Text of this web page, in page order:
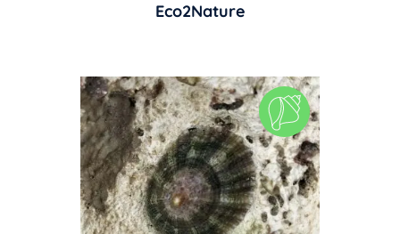
Eco2Nature